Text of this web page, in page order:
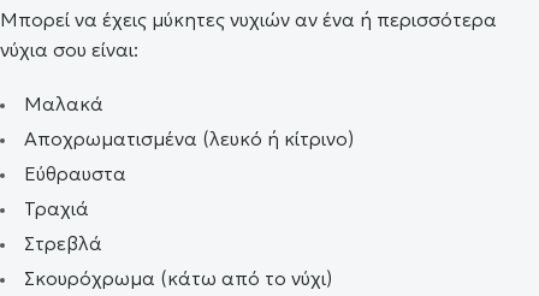
Μπορεί να έχεις μύκητες νυχιών αν ένα ή περισσότερα
νύχια σου είναι:
Μαλακά
Αποχρωματισμένα (λευκό ή κίτρινο)
Εύθραυστα
Τραχιά
Στρεβλά
Σκουρόχρωμα (κάτω από το νύχι)